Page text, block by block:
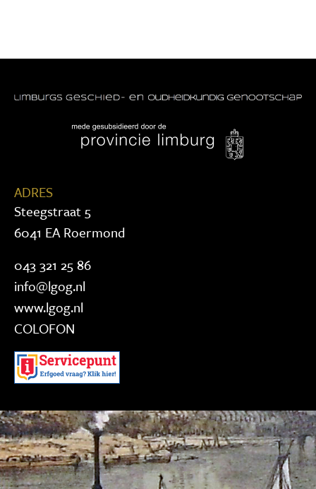
ADRES
Steegstraat 5
6041 EA Roermond
043 321 25 86
info@lgog.nl
www.lgog.nl
COLOFON